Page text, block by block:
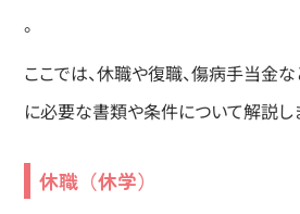
。
ここでは、休職や復職、傷病手当金
に必要な書類や条件について解説し
休職（休学）